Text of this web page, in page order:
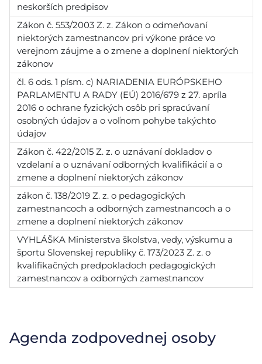
neskorších predpisov
Zákon č. 553/2003 Z. z. Zákon o odmeňovaní
niektorých zamestnancov pri výkone práce vo
verejnom záujme a o zmene a doplnení niektorých
zákonov
čl. 6 ods. 1 písm. c) NARIADENIA EURÓPSKEHO
PARLAMENTU A RADY (EÚ) 2016/679 z 27. apríla
2016 o ochrane fyzických osôb pri spracúvaní
osobných údajov a o voľnom pohybe takýchto
údajov
Zákon č. 422/2015 Z. z. o uznávaní dokladov o
vzdelaní a o uznávaní odborných kvalifikácií a o
zmene a doplnení niektorých zákonov
zákon č. 138/2019 Z. z. o pedagogických
zamestnancoch a odborných zamestnancoch a o
zmene a doplnení niektorých zákonov
VYHLÁŠKA Ministerstva školstva, vedy, výskumu a
športu Slovenskej republiky č. 173/2023 Z. z. o
kvalifikačných predpokladoch pedagogických
zamestnancov a odborných zamestnancov
Agenda zodpovednej osoby